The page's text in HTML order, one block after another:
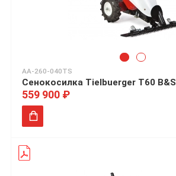
AA-260-040TS
Сенокосилка Tielbuerger T60 B&S
559 900 ₽